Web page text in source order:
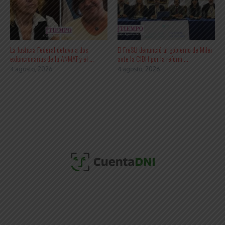
La Justicia Federal detuvo a dos
exfuncionarias de la ANMAT y el ...
4 agosto, 2026
El FreSU denunció al gobierno de Milei
ante la CIDH por la reform ...
4 agosto, 2026